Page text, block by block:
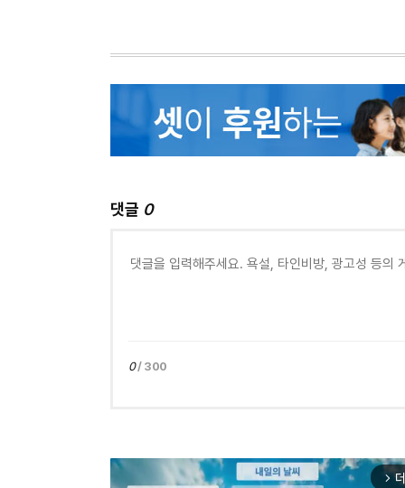
댓글 0
0/ 300
arrow_forward_ios